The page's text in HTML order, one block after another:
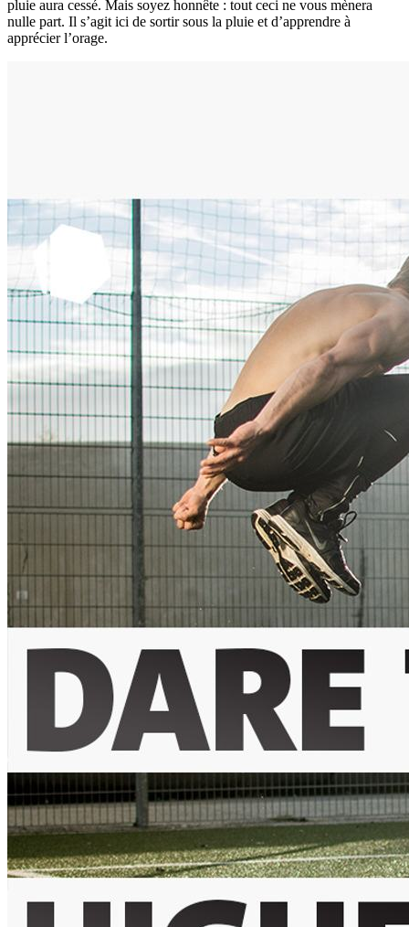
pluie aura cessé. Mais soyez honnête : tout ceci ne vous mènera
nulle part. Il s’agit ici de sortir sous la pluie et d’apprendre à
apprécier l’orage.